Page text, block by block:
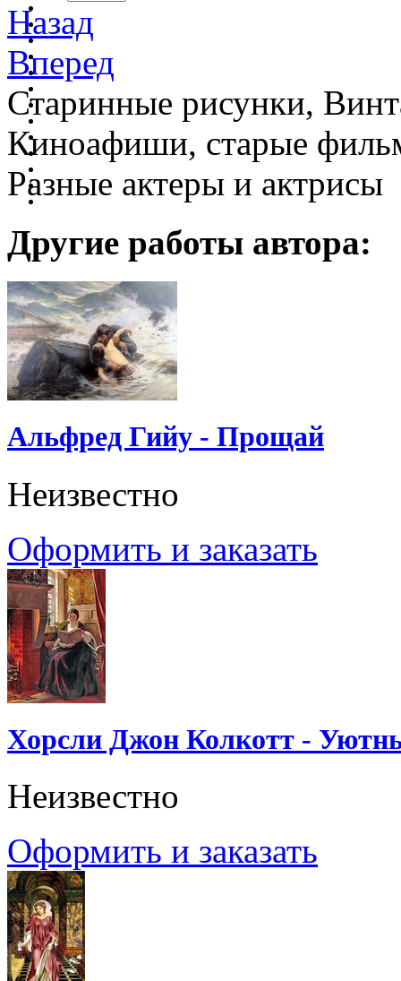
Назад
Вперед
Старинные рисунки,
Киноафиши, старые
Разные актеры и актрисы
Другие работы автора:
Альфред Гийу - Прощай
Неизвестно
Оформить и заказать
Хорсли Джон Колкотт -
Неизвестно
Оформить и заказать